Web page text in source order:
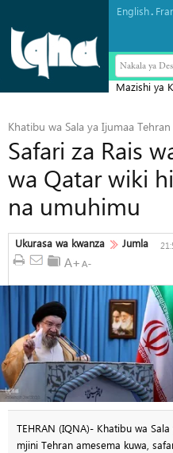
English.
Nakala ya
Mazishi ya
Gaza
Khatibu wa Sala ya Ijumaa Tehran
Safari za Rais
wa Qatar wiki
na umuhimu
Ukurasa wa kwanza Jumla
TEHRAN (IQNA)- Khatibu wa
mjini Tehran amesema kuwa,